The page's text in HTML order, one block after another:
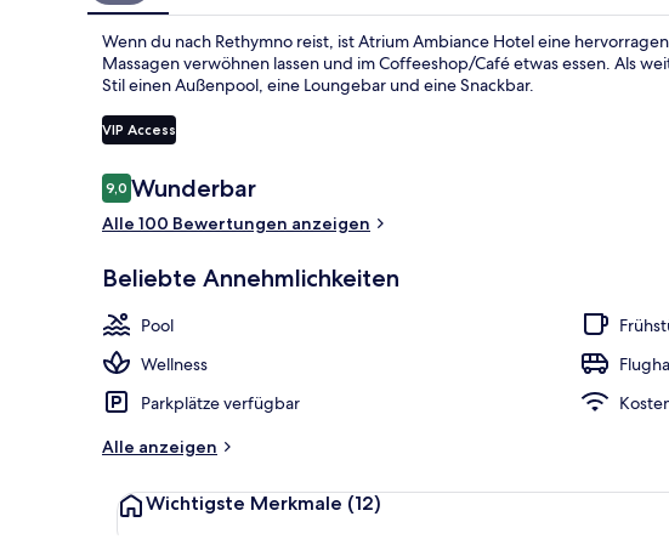
Wenn du nach Rethymno reist, ist Atrium Ambiance Hotel eine
Massagen verwöhnen lassen und im Coffeeshop/Café etwas essen. Als
Stil einen Außenpool, eine Loungebar und eine Snackbar.
VIP Access
Bewertungen
9,09,0 von 10.
Wunderbar
Alle 100 Bewertungen anzeigen
Beliebte Annehmlichkeiten
Pool
Wellness
Parkplätze verfügbar
Alle anzeigen
Wichtigste Merkmale (12)